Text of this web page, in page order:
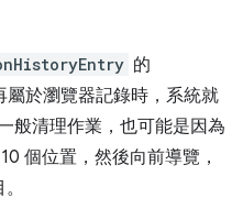
的
屬於瀏覽器記錄時，系統就
般清理作業，也可能是因為
個位置，然後向前導覽，